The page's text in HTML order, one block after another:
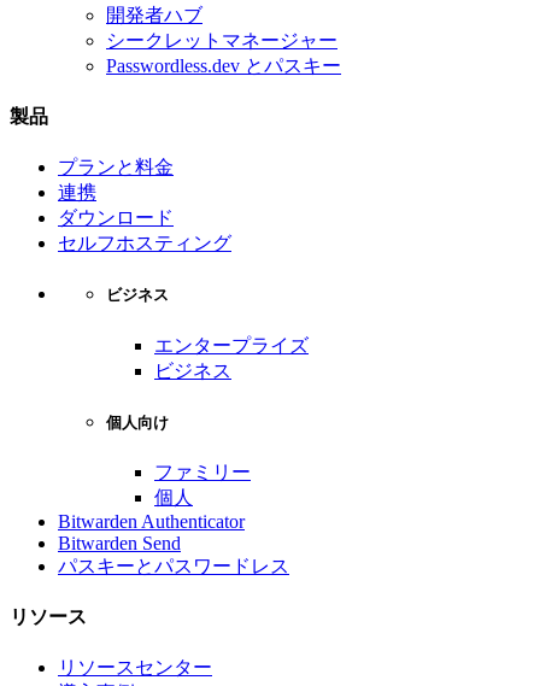
開発者ハブ
シークレットマネージャー
Passwordless.dev とパスキー
製品
プランと料金
連携
ダウンロード
セルフホスティング
ビジネス
エンタープライズ
ビジネス
個人向け
ファミリー
個人
Bitwarden Authenticator
Bitwarden Send
パスキーとパスワードレス
リソース
リソースセンター